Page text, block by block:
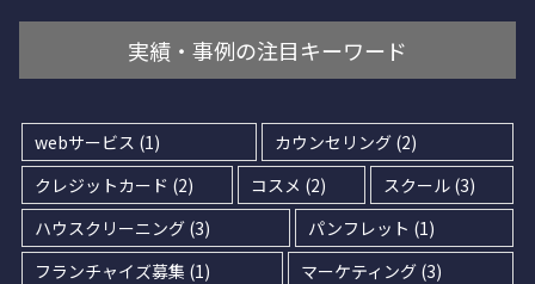
実績・事例の注目キーワード
webサービス (1) カウンセリング (2)
クレジットカード (2) コスメ (2) スクール(3)
ハウスクリーニング (3) パンフレット (1)
フランチャイズ募集 (1) マーケティング(3)